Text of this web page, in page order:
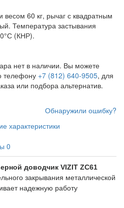
весом 60 кг, рычаг с квадратным
Температура застывания
(КНР).
нет в наличии. Вы можете
телефону +7 (812) 640-9505, для
или подбора альтернатив.
Обнаружили ошибку?
характеристики
0
доводчик VIZIT ZC61
закрывания металлической
надежную работу